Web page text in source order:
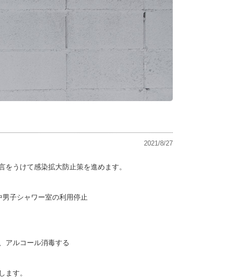
2021/8/27
をうけて感染拡大防止策を進めます。
子シャワー室の利用停止
アルコール消毒する
ます。